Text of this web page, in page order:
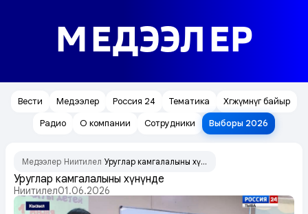
МЕДЭЭЛЕР
Вести Медээлер Россия 24 Тематика
Хөгжүмнүг байыр
Радио
О компании Сотрудники Выборы 2026
Медээлер Ниитилел Уруглар камгалалының хүнүнде
Уруглар камгалалының хүнүнде
Ниитилел01.06.2026